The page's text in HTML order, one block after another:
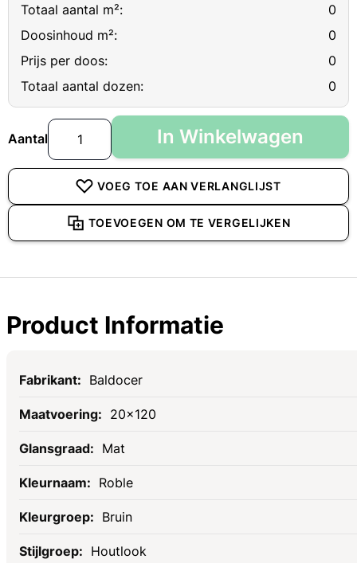
Totaal aantal m²:
0
Doosinhoud m²:
0
Prijs per doos:
0
Totaal aantal dozen:
0
Aantal In Winkelwagen
VOEG TOE AAN VERLANGLIJST
TOEVOEGEN OM TE VERGELIJKEN
Product Informatie
Specificaties
Baldocer
20x120
Mat
Roble
Bruin
Houtlook